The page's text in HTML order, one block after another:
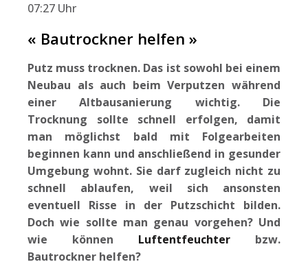
07:27 Uhr
« Bautrockner helfen »
Putz muss trocknen. Das ist sowohl bei einem
Neubau als auch beim Verputzen während
einer Altbausanierung wichtig. Die
Trocknung sollte schnell erfolgen, damit
man möglichst bald mit Folgearbeiten
beginnen kann und anschließend in gesunder
Umgebung wohnt. Sie darf zugleich nicht zu
schnell ablaufen, weil sich ansonsten
eventuell Risse in der Putzschicht bilden.
Doch wie sollte man genau vorgehen? Und
wie können Luftentfeuchter bzw.
Bautrockner helfen?